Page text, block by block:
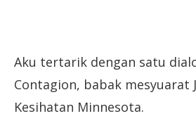
Aku tertarik dengan satu
Contagion, babak mesyuarat
Kesihatan Minnesota.